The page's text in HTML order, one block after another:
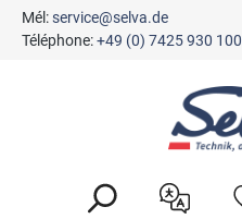
principal
Mél:service@selva.de
Téléphone:+49 (0) 7425 930 100